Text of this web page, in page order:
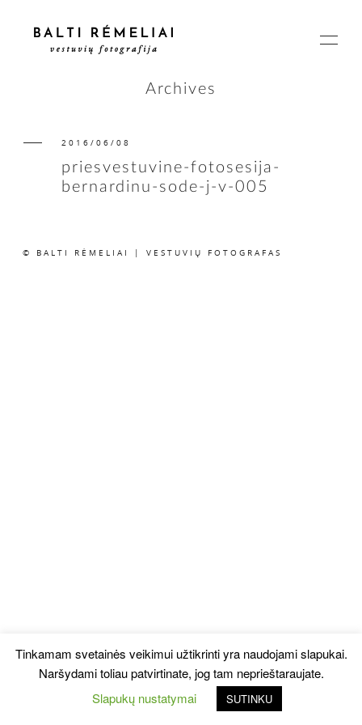
PAGRINDINIS
ISTORIJOS
Archives
2016/06/08
priesvestuvine-fotosesija-
bernardinu-sode-j-v-005
© BALTI RĖMELIAI | VESTUVIŲ FOTOGRAFAS
Tinkamam svetainės veikimui užtikrinti yra naudojami slapukai.
Naršydami toliau patvirtinate, jog tam neprieštaraujate.
Slapukų nustatymai
SUTINKU